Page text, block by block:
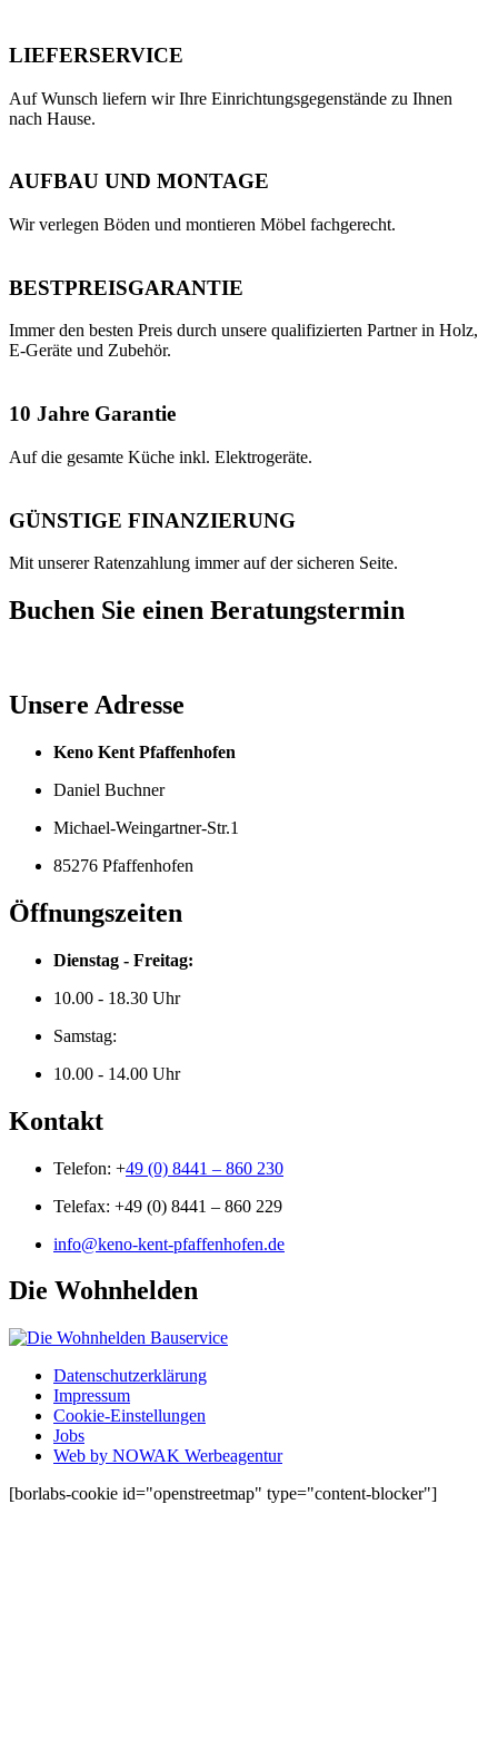
LIEFERSERVICE
Auf Wunsch liefern wir Ihre Einrichtungsgegenstände zu Ihnen
nach Hause.
AUFBAU UND MONTAGE
Wir verlegen Böden und montieren Möbel fachgerecht.
BESTPREISGARANTIE
Immer den besten Preis durch unsere qualifizierten Partner in Holz,
E-Geräte und Zubehör.
10 Jahre Garantie
Auf die gesamte Küche inkl. Elektrogeräte.
GÜNSTIGE FINANZIERUNG
Mit unserer Ratenzahlung immer auf der sicheren Seite.
Buchen Sie einen Beratungstermin
Unsere Adresse
Keno Kent Pfaffenhofen
Daniel Buchner
Michael-Weingartner-Str.1
85276 Pfaffenhofen
Öffnungszeiten
Dienstag - Freitag:
10.00 - 18.30 Uhr
Samstag:
10.00 - 14.00 Uhr
Kontakt
Telefon: +49 (0) 8441 – 860 230
Telefax: +49 (0) 8441 – 860 229
info@keno-kent-pfaffenhofen.de
Die Wohnhelden
Datenschutzerklärung
Impressum
Cookie-Einstellungen
Jobs
Web by NOWAK Werbeagentur
[borlabs-cookie id="openstreetmap" type="content-blocker"]